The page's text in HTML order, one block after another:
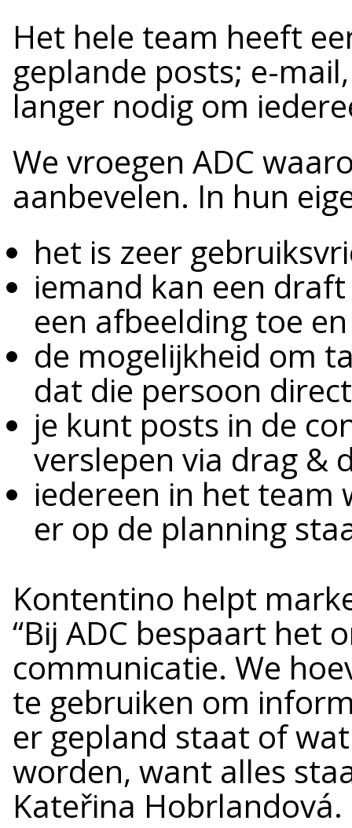
Het hele team heeft
geplande posts; e-
langer nodig om
We vroegen ADC
aanbevelen. In hun
het is zeer
iemand kan een
een afbeelding toe
de mogelijkheid om
dat die persoon
je kunt posts in de
verslepen via drag &
iedereen in het team
er op de planning
Kontentino helpt
“Bij ADC bespaart het
communicatie. We
te gebruiken om
er gepland staat of
worden, want alles
Kateřina Hobrlandová.